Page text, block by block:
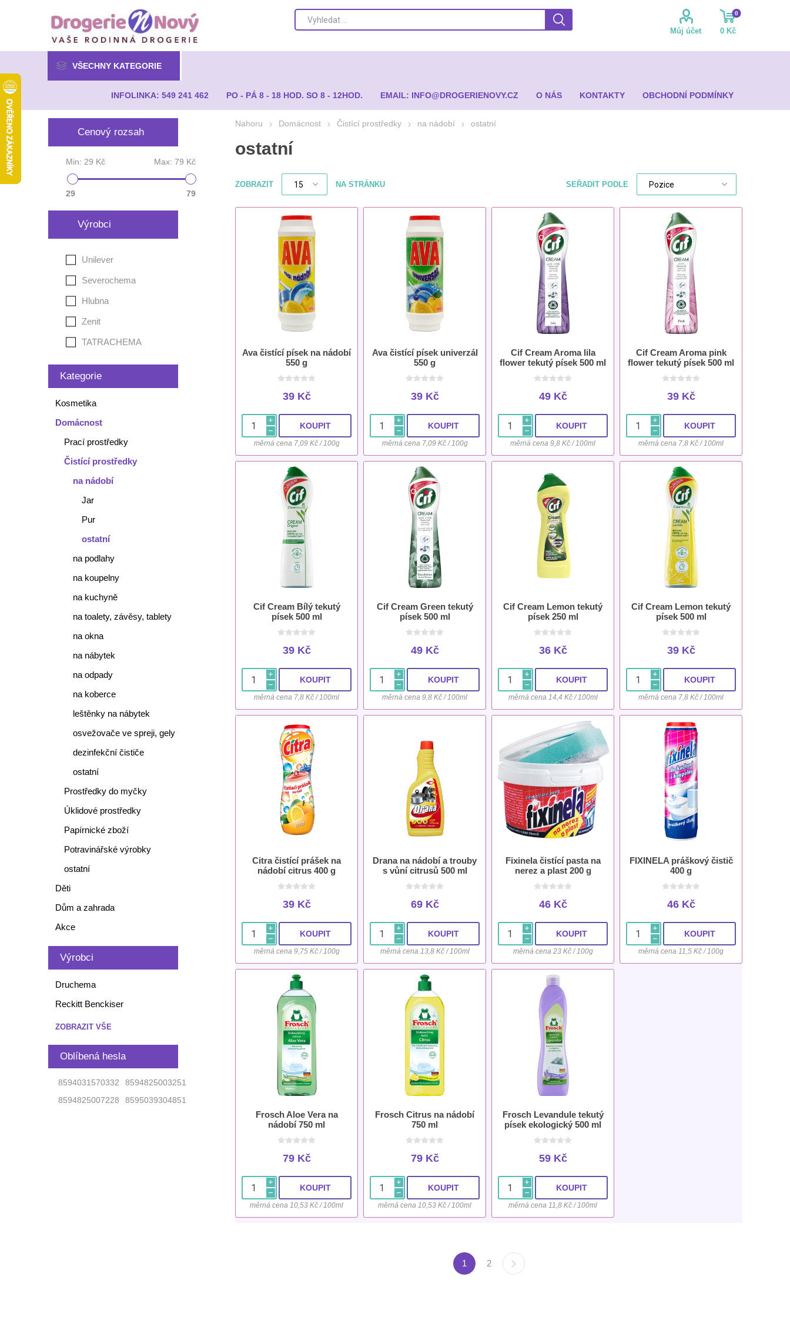
Můj účet
0
0 Kč
VŠECHNY KATEGORIE
INFOLINKA: 549 241 462 PO - PÁ 8 - 18 HOD. SO 8 - 12HOD. EMAIL: INFO@DROGERIENOVY.CZ O NÁS KONTAKTY OBCHODNÍ PODMÍNKY
Nahoru Domácnost Čistící prostředky na nádobí ostatní
ostatní
SEŘADIT PODLE
ZOBRAZIT NA STRÁNKU
Ava čistící písek na nádobí
550 g
39 Kč
i
h
měrná cena 7,09 Kč / 100g
Ava čistící písek univerzál
550 g
39 Kč
i
h
měrná cena 7,09 Kč / 100g
Cif Cream Aroma lila
flower tekutý písek 500 ml
49 Kč
i
h
měrná cena 9,8 Kč / 100ml
Cif Cream Aroma pink
flower tekutý písek 500 ml
39 Kč
i
h
měrná cena 7,8 Kč / 100ml
Cif Cream Bílý tekutý
písek 500 ml
39 Kč
i
h
měrná cena 7,8 Kč / 100ml
Cif Cream Green tekutý
písek 500 ml
49 Kč
i
h
měrná cena 9,8 Kč / 100ml
Cif Cream Lemon tekutý
písek 250 ml
36 Kč
i
h
měrná cena 14,4 Kč / 100ml
Cif Cream Lemon tekutý
písek 500 ml
39 Kč
i
h
měrná cena 7,8 Kč / 100ml
Citra čistící prášek na
nádobí citrus 400 g
39 Kč
i
h
měrná cena 9,75 Kč / 100g
Drana na nádobí a trouby
s vůní citrusů 500 ml
69 Kč
i
h
měrná cena 13,8 Kč / 100ml
Fixinela čistící pasta na
nerez a plast 200 g
46 Kč
i
h
měrná cena 23 Kč / 100g
FIXINELA práškový čistič
400 g
46 Kč
i
h
měrná cena 11,5 Kč / 100g
Frosch Aloe Vera na
nádobí 750 ml
79 Kč
i
h
měrná cena 10,53 Kč / 100ml
Frosch Citrus na nádobí
750 ml
79 Kč
i
h
měrná cena 10,53 Kč / 100ml
Frosch Levandule tekutý
písek ekologický 500 ml
59 Kč
i
h
měrná cena 11,8 Kč / 100ml
1 2
Cenový rozsah
Min: 29 Kč Max: 79 Kč
29 79
Výrobci
Unilever
Severochema
Hlubna
Zenit
TATRACHEMA
Kategorie
Kosmetika
Domácnost
Prací prostředky
Čistící prostředky
na nádobí
Jar
Pur
ostatní
na podlahy
na koupelny
na kuchyně
na toalety, závěsy, tablety
na okna
na nábytek
na odpady
na koberce
leštěnky na nábytek
osvežovače ve spreji, gely
dezinfekční čističe
ostatní
Prostředky do myčky
Úklidové prostředky
Papírnické zboží
Potravinářské výrobky
ostatní
Děti
Dům a zahrada
Akce
Výrobci
Druchema
Reckitt Benckiser
ZOBRAZIT VŠE
Oblíbená hesla
8594031570332
8594825003251
8594825007228
8595039304851